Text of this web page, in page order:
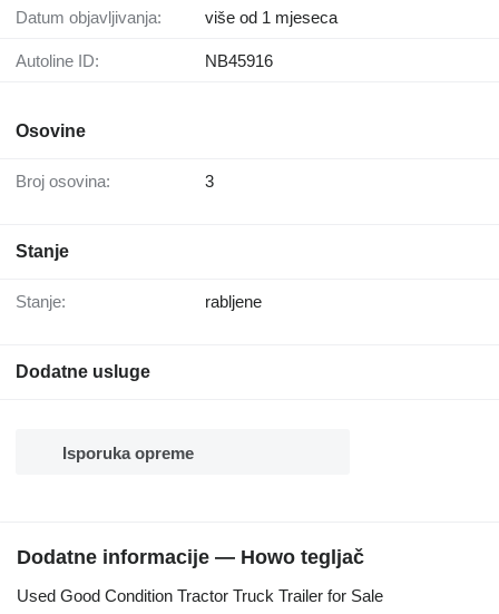
Datum objavljivanja: više od 1 mjeseca
Autoline ID: NB45916
Osovine
Broj osovina: 3
Stanje
Stanje: rabljene
Dodatne usluge
Isporuka opreme
Dodatne informacije — Howo tegljač
Used Good Condition Tractor Truck Trailer for Sale